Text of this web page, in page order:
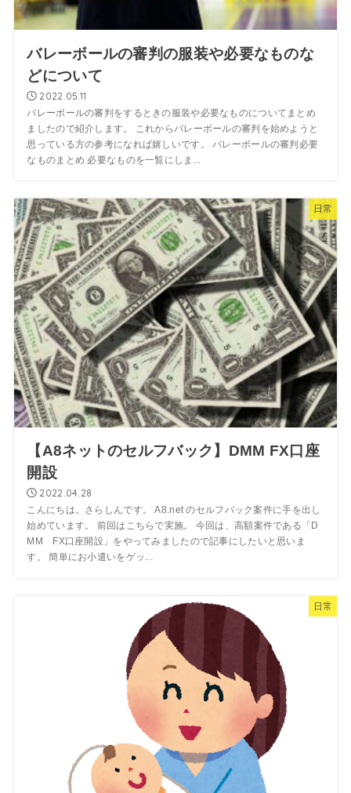
バレーボールの審判の服装や必要なものな
どについて
2022.05.11
バレーボールの審判をするときの服装や必要なものについてまとめ
ましたので紹介します。 これからバレーボールの審判を始めようと
思っている方の参考になれば嬉しいです。 バレーボールの審判必要
なものまとめ 必要なものを一覧にしま...
日常
【A8ネットのセルフバック】DMM FX口座
開設
2022.04.28
こんにちは。さらしんです。 A8.net のセルフバック案件に手を出し
始めています。 前回はこちらで実施。 今回は、高額案件である「D
MM FX口座開設」をやってみましたので記事にしたいと思いま
す。 簡単にお小遣いをゲッ...
日常